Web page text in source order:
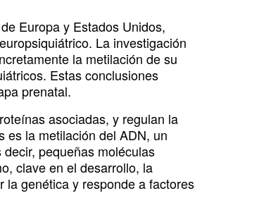
Europa y Estados Unidos,
La investigación
la metilación de su
Estas conclusiones
prenatal.
asociadas, y regulan la
es la metilación del ADN, un
pequeñas moléculas
clave en el desarrollo, la
la genética y responde a factores